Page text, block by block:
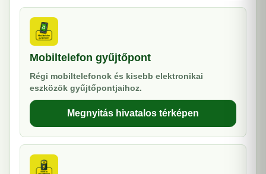
Mobiltelefon gyűjtőpont
Régi mobiltelefonok és kisebb elektronikai
eszközök gyűjtőpontjaihoz.
Megnyitás hivatalos térképen